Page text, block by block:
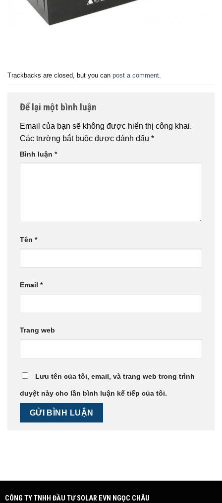
Trackbacks are closed, but you can post a comment.
Để lại một bình luận
Email của bạn sẽ không được hiển thị công khai.
Các trường bắt buộc được đánh dấu *
Bình luận *
Tên *
Email *
Trang web
Lưu tên của tôi, email, và trang web trong trình
duyệt này cho lần bình luận kế tiếp của tôi.
CÔNG TY TNHH ĐẦU TƯ SOLAR EVN NGỌC CHÂU